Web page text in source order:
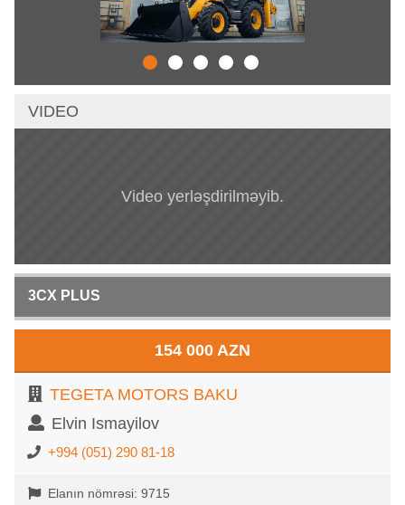
VIDEO
Video yerləşdirilməyib.
3CX PLUS
154 000 AZN
TEGETA MOTORS BAKU
Elvin Ismayilov
+994 (051) 290 81-18
Elanın nömrəsi: 9715